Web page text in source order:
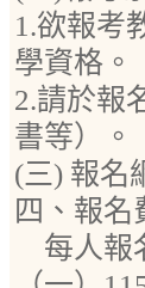
1.欲報考
學資格。
2.請於報
書等）。
(三) 報名
四、報名
每人報